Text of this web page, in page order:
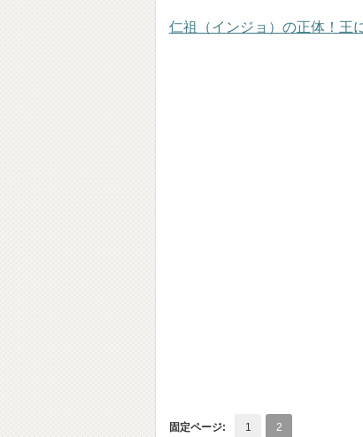
仁祖（インジョ）の正体！王
固定ページ: 1 2